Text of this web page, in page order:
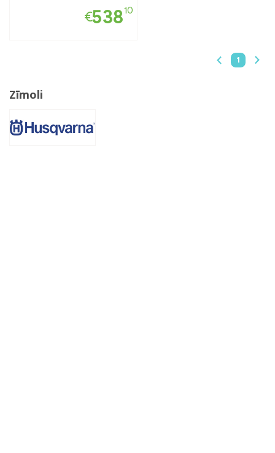
€53810
1
Zīmoli